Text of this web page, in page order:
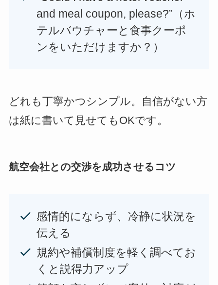
and meal coupon, please?”（ホ
テルバウチャーと食事クーポ
ンをいただけますか？）
どれも丁寧かつシンプル。自信がない方
は紙に書いて見せてもOKです。
航空会社との交渉を成功させるコツ
感情的にならず、冷静に状況を
伝える
規約や補償制度を軽く調べてお
くと説得力アップ